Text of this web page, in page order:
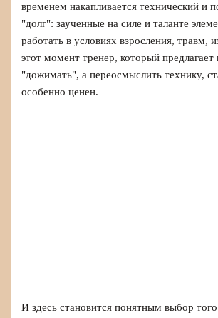
временем накапливается технический и
"долг": заученные на силе и таланте
работать в условиях взросления, травм,
этот момент тренер, который предлагает
"дожимать", а переосмыслить технику,
особенно ценен.
И здесь становится понятным выбор